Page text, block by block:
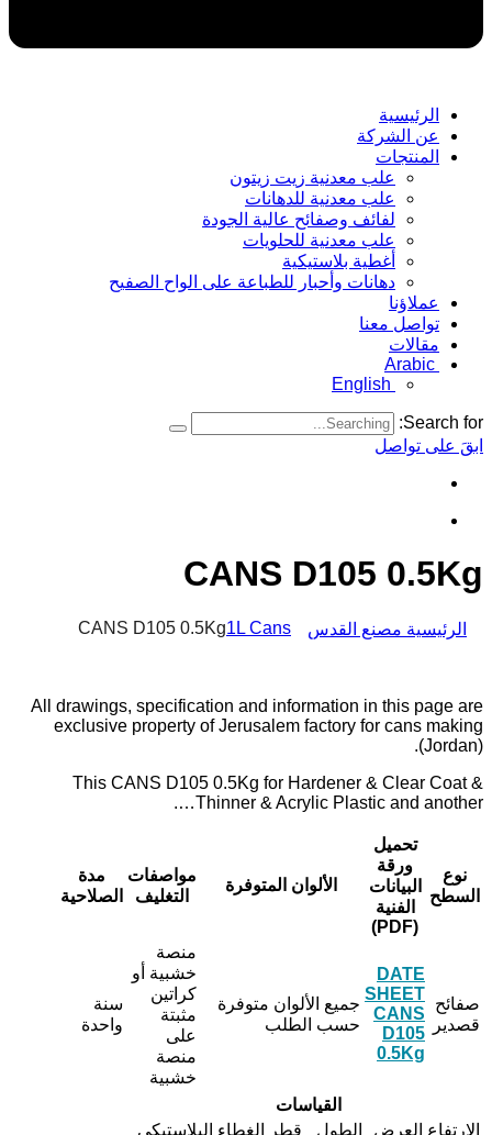
الرئيسية
عن الشركة
المنتجات
علب معدنية زيت زيتون
علب معدنية للدهانات
لفائف وصفائح عالية الجودة
علب معدنية للحلويات
أغطية بلاستيكية
دهانات وأحبار للطباعة على الواح الصفيح
عملاؤنا
تواصل معنا
مقالات
Arabic
English
Search for:
ابقَ على تواصل
CANS D105 0.5Kg
الرئيسية مصنع القدس 1L Cans
CANS D105 0.5Kg
All drawings, specification and information in this page are
exclusive property of Jerusalem factory for cans making
(Jordan).
This CANS D105 0.5Kg for Hardener & Clear Coat &
Thinner & Acrylic Plastic and another….
نوع
السطح
تحميل
ورقة
البيانات
الفنية
(PDF)
الألوان المتوفرة
مواصفات
التغليف
مدة
الصلاحية
صفائح
قصدير
DATE
SHEET
CANS
D105
0.5Kg
جميع الألوان متوفرة
حسب الطلب
منصة
خشبية أو
كراتين
مثبتة
على
منصة
خشبية
سنة
واحدة
القياسات
الإرتفاع العرض الطول قطر الغطاء البلاستيكي